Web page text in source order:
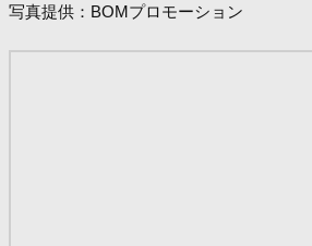
写真提供：BOMプロモーション